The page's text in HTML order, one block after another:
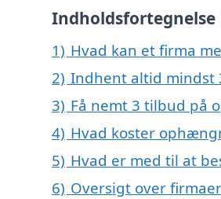
Indholdsfortegnelse
1) Hvad kan et firma
2) Indhent altid mindst
3) Få nemt 3 tilbud på
4) Hvad koster
5) Hvad er med til at
6) Oversigt over